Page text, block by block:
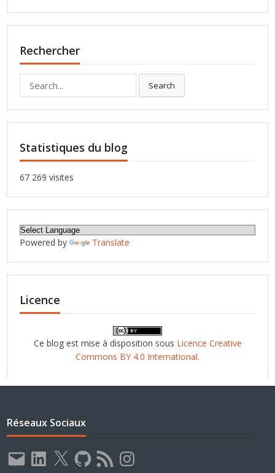
Rechercher
Search
Statistiques du blog
67 269 visites
Powered by Translate
Licence
Ce blog est mise à disposition sous Licence Creative
Commons BY 4.0 International.
Réseaux Sociaux
E-
mail
LinkedIn
X GitHubFlux
RSS
Instagram